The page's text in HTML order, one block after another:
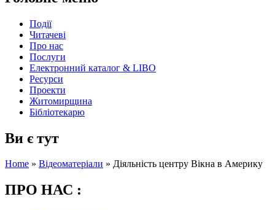
Події
Читачеві
Про нас
Послуги
Електронний каталог & LIBO
Ресурси
Проекти
Житомирщина
Бібліотекарю
Ви є тут
Home » Відеоматеріали » Діяльність центру Вікна в Америку
ПРО НАС :